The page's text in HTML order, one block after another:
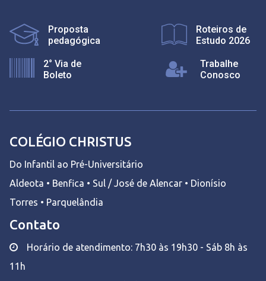
Proposta
pedagógica
Roteiros de
Estudo 2026
2° Via de
Boleto
Trabalhe
Conosco
COLÉGIO CHRISTUS
Do Infantil ao Pré-Universitário
Aldeota • Benfica • Sul / José de Alencar • Dionísio
Torres • Parquelândia
Contato
Horário de atendimento: 7h30 às 19h30 - Sáb 8h às
11h